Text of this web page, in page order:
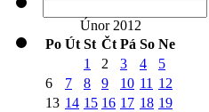
Únor 2012
Po Út St Čt Pá So Ne
1
2 3 4
5
6
7 8 9 10 11 12
13 14 15 16 17 18 19